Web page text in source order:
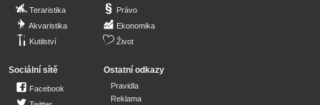
Teraristika
Akvaristika
Kutilství
Právo
Ekonomika
Život
Sociální sítě
Facebook
Ostatní odkazy
Pravidla
Reklama